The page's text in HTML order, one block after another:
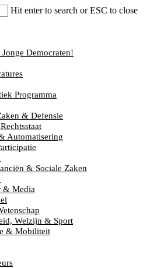
Hit enter to search or ESC to close
Democraten!
Programma
& Defensie
Automatisering
& Sociale Zaken
& Media
Welzijn & Sport
& Mobiliteit